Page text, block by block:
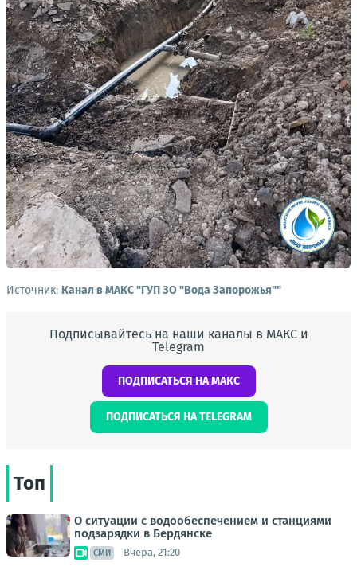
Источник: Канал в МАКС "ГУП ЗО "Вода Запорожья""
Подписывайтесь на наши каналы в МАКС и
Telegram
ПОДПИСАТЬСЯ НА МАКС
ПОДПИСАТЬСЯ НА TELEGRAM
Топ
О ситуации с водообеспечением и станциями
подзарядки в Бердянске
СМИ Вчера, 21:20